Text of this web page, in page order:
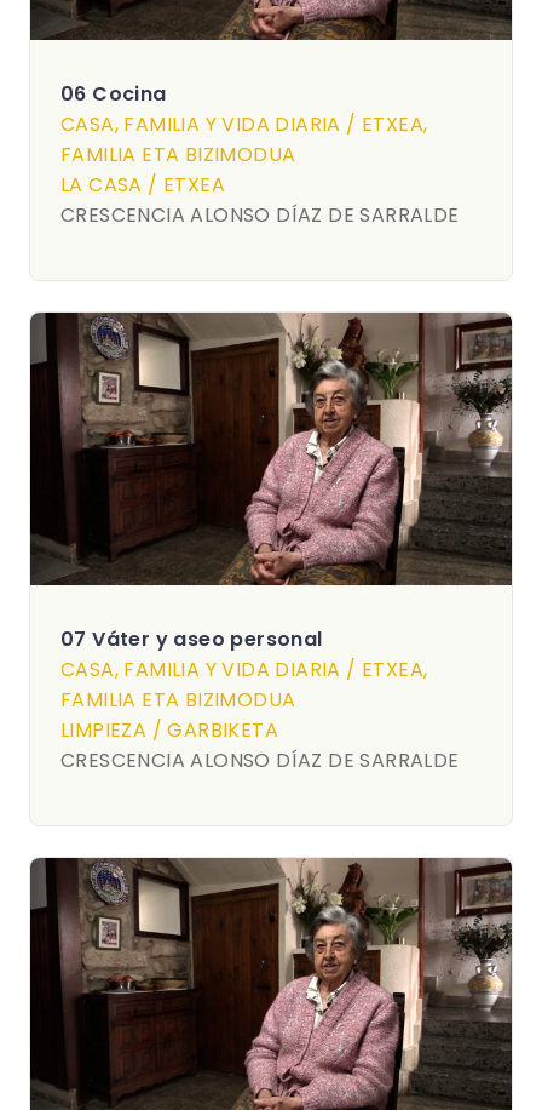
06 Cocina
CASA, FAMILIA Y VIDA DIARIA / ETXEA,
FAMILIA ETA BIZIMODUA
LA CASA / ETXEA
CRESCENCIA ALONSO DÍAZ DE SARRALDE
07 Váter y aseo personal
CASA, FAMILIA Y VIDA DIARIA / ETXEA,
FAMILIA ETA BIZIMODUA
LIMPIEZA / GARBIKETA
CRESCENCIA ALONSO DÍAZ DE SARRALDE